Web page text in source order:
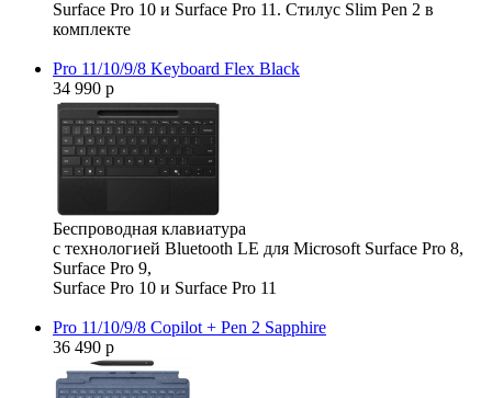
Surface Pro 10 и Surface Pro 11. Стилус Slim Pen 2 в
комплекте
Pro 11/10/9/8 Keyboard Flex Black
34 990 р
Беспроводная клавиатура
с технологией Bluetooth LE для Microsoft Surface Pro 8,
Surface Pro 9,
Surface Pro 10 и Surface Pro 11
Pro 11/10/9/8 Copilot + Pen 2 Sapphire
36 490 р